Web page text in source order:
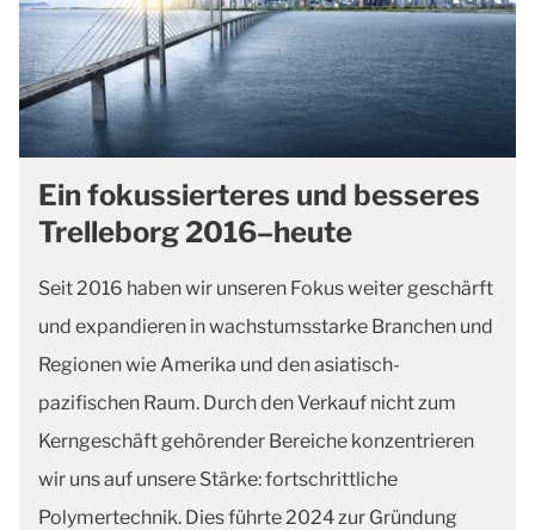
Ein fokussierteres und besseres
Trelleborg 2016–heute
Seit 2016 haben wir unseren Fokus weiter geschärft
und expandieren in wachstumsstarke Branchen und
Regionen wie Amerika und den asiatisch-
pazifischen Raum. Durch den Verkauf nicht zum
Kerngeschäft gehörender Bereiche konzentrieren
wir uns auf unsere Stärke: fortschrittliche
Polymertechnik. Dies führte 2024 zur Gründung